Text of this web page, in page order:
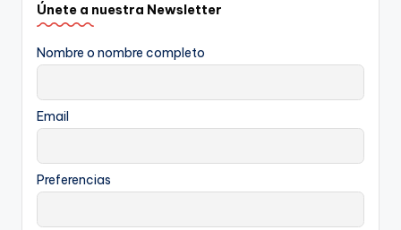
Únete a nuestra Newsletter
Nombre o nombre completo
Email
Preferencias